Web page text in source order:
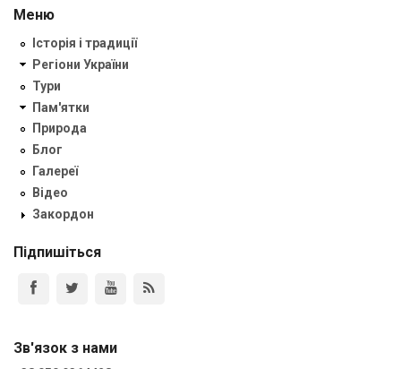
Меню
Історія і традиції
Регіони України
Тури
Пам'ятки
Природа
Блог
Галереї
Відео
Закордон
Підпишіться
Зв'язок з нами